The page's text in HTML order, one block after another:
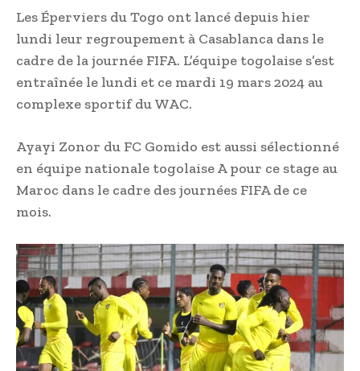
Les Éperviers du Togo ont lancé depuis hier
lundi leur regroupement à Casablanca dans le
cadre de la journée FIFA. L’équipe togolaise s’est
entraînée le lundi et ce mardi 19 mars 2024 au
complexe sportif du WAC.
Ayayi Zonor du FC Gomido est aussi sélectionné
en équipe nationale togolaise A pour ce stage au
Maroc dans le cadre des journées FIFA de ce
mois.